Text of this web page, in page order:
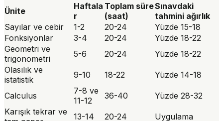
Ünite
Haftala
r
Toplam süre
(saat)
Sınavdaki
tahmini ağırlık
Sayılar ve cebir
1-2 20-24
Yüzde 15-18
Fonksiyonlar
3-4 20-24
Yüzde 18-22
Geometri ve
trigonometri
5-6 20-24
Yüzde 18-22
Olasılık ve
istatistik
9-10 18-22 Yüzde 14-18
Calculus
7-8 ve
11-12
36-40
Yüzde 28-32
Karışık tekrar ve
13-14 20-24 Uygulama